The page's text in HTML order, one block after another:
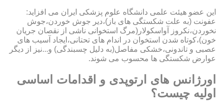
این عضو هیئت علمی دانشگاه علوم پزشکی ایران می افزاید:
عفونت (به علت شکستگی های باز)،دیر جوش خوردن،جوش
نخوردن،نکروز آواسکولار(مرگ استخوانی ناشی از نقصان جریان
خون)،کوتاه شدن استخوان در اندام های تحتانی،ایجاد آسیب های
عصبی و تاندونی،خشکی مفاصل(به دلیل چسبندگی) و...نیز از دیگر
عوارض شکستگی ها محسوب می شوند.
اورژانس های ارتوپدی و اقدامات اساسی
اولیه چیست؟